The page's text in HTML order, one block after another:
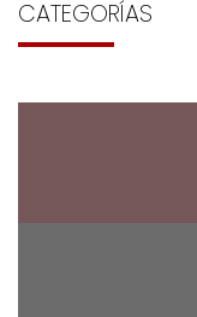
CATEGORÍAS